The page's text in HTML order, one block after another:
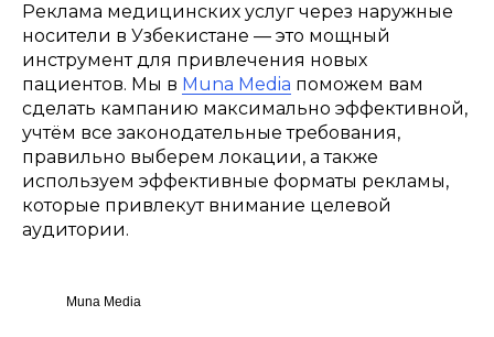
Реклама медицинских услуг через наружные
носители в Узбекистане — это мощный
инструмент для привлечения новых
пациентов. Мы в Muna Media поможем вам
сделать кампанию максимально эффективной,
учтём все законодательные требования,
правильно выберем локации, а также
используем эффективные форматы рекламы,
которые привлекут внимание целевой
аудитории.
Muna Media